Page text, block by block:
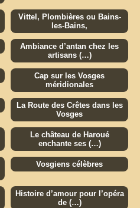
Vittel, Plombières ou Bains-
les-Bains,
Ambiance d’antan chez les
artisans (…)
Cap sur les Vosges
méridionales
La Route des Crêtes dans les
Vosges
Le château de Haroué
enchante ses (…)
Vosgiens célèbres
Histoire d’amour pour l’opéra
de (…)